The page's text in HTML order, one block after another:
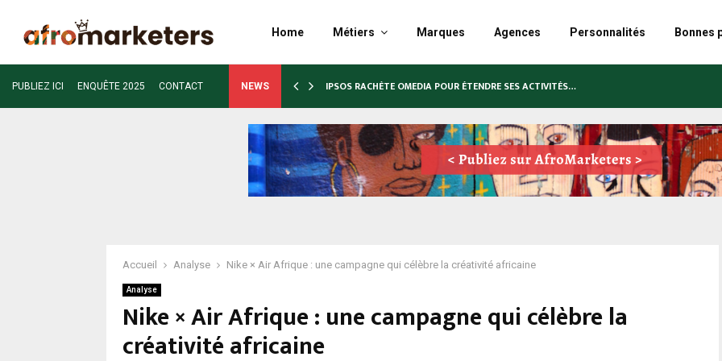
Home Métiers Marques Agences Personnalités Bonnes
PUBLIEZ ICI ENQUÊTE 2025 CONTACT NEWS
POUR ÉTENDRE SES ACTIVITÉS… BIOGARAN LANCE SA PREMIÈRE PUBLICITÉ TÉLÉVISÉE EN…
Accueil Analyse Nike × Air Afrique : une campagne qui célèbre la créativité africaine
Analyse
Nike × Air Afrique : une campagne qui célèbre la
créativité africaine